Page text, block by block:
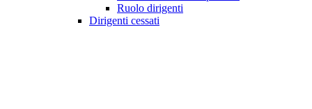
Ruolo dirigenti
Dirigenti cessati